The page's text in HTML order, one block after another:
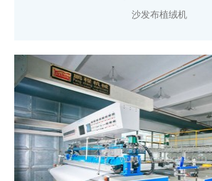
沙发布植绒机